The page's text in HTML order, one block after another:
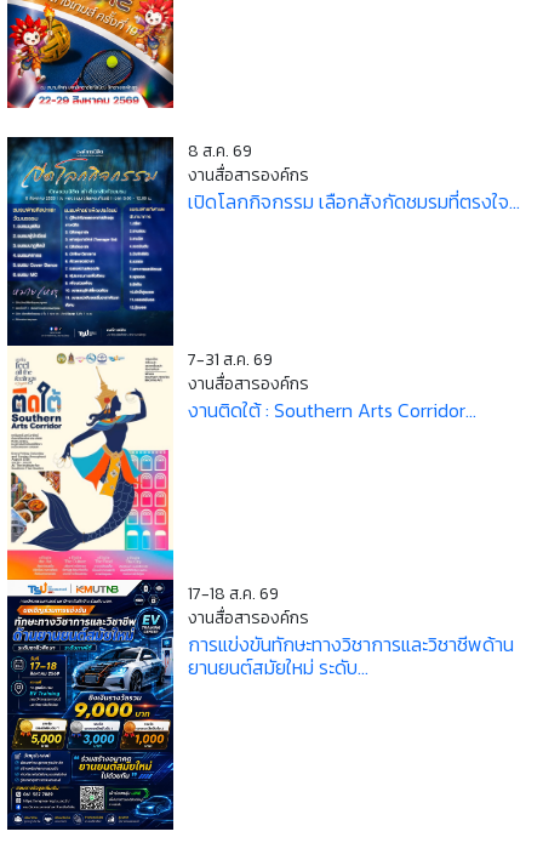
8 ส.ค. 69
งานสื่อสารองค์กร
เปิดโลกกิจกรรม เลือกสังกัดชมรมที่ตรงใจ...
7-31 ส.ค. 69
งานสื่อสารองค์กร
งานติดใต้ : Southern Arts Corridor...
17-18 ส.ค. 69
งานสื่อสารองค์กร
การแข่งขันทักษะทางวิชาการและวิชาชีพด้าน
ยานยนต์สมัยใหม่ ระดับ...